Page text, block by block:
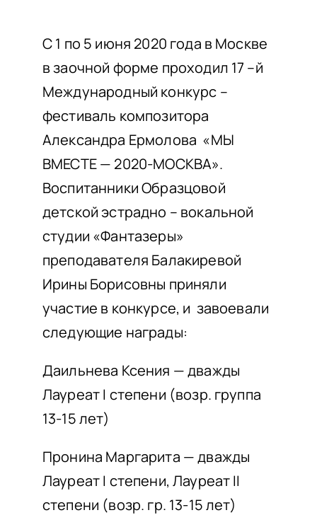
О ПРИЕМЕ
ОБУЧАЮЩИМСЯ
СВЕДЕНИЯ ОБ ОО
КОНТАКТЫ
ОТЗЫВЫ
C 1 по 5 июня 2020 года в Москве
в заочной форме проходил 17 –й
Международный конкурс –
фестиваль композитора
Александра Ермолова «МЫ
ВМЕСТЕ — 2020-МОСКВА».
Воспитанники Образцовой
детской эстрадно – вокальной
студии «Фантазеры»
преподавателя Балакиревой
Ирины Борисовны приняли
участие в конкурсе, и завоевали
следующие награды:
Даильнева Ксения — дважды
Лауреат I степени (возр. группа
13-15 лет)
Пронина Маргарита — дважды
Лауреат I степени, Лауреат II
степени (возр. гр. 13-15 лет)